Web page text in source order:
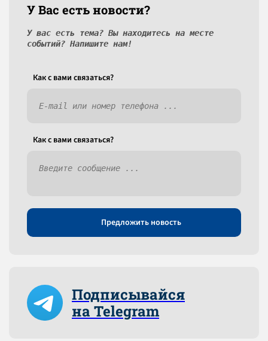
У Вас есть новости?
У вас есть тема? Вы находитесь на месте
событий? Напишите нам!
Как c вами связаться?
Как c вами связаться?
Предложить новость
Подписывайся
на Telegram